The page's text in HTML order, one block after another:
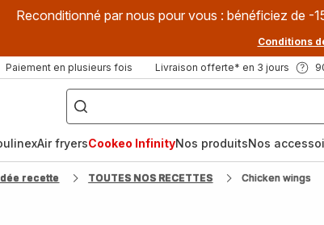
Reconditionné par nous pour vous : bénéficiez de -
Conditions
Paiement en plusieurs fois Livraison offerte* en 3 jours
["Que
recherchez-
vous
?",
fryer",
"Companion"]
Air fryersCookeo InfinityNos produitsNos
recette TOUTES NOS RECETTES Chicken wings